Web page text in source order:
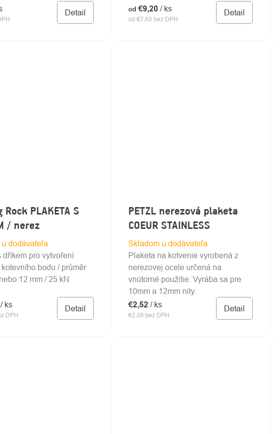
Detail
od €7,60 bez DPH
od €9,20 / ks Detail
Rock PLAKETA S
/ nerez
dodávateľa
DPH
/ ks Detail
dříkem pro vytvoření
bodu / průměr
12 mm / 25 kN
PETZL nerezová plaketa
COEUR STAINLESS
Skladom u dodávateľa
€2,08 bez DPH
€2,52 / ks Detail
Plaketa na kotvenie vyrobená z
nerezovej ocele určená na
vnútorné použitie. Vyrába sa pre
10mm a 12mm nity.